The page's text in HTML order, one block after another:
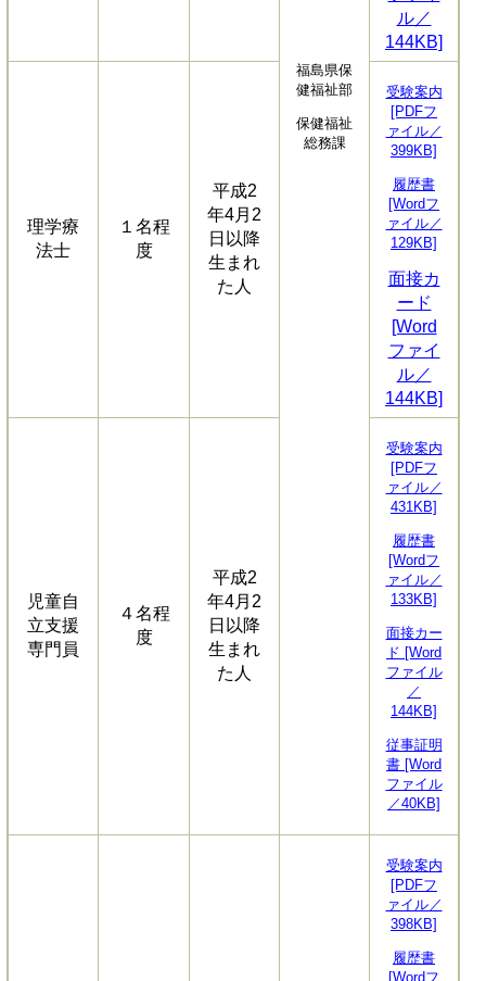
福島県保
健福祉部
保健福祉
総務課
ル／
144KB]
理学療
法士
１名程
度
平成2
年4月2
日以降
生まれ
た人
受験案内
[PDFフ
ァイル／
399KB]
履歴書
[Wordフ
ァイル／
129KB]
面接カ
ード
[Word
ファイ
ル／
144KB]
児童自
立支援
専門員
４名程
度
平成2
年4月2
日以降
生まれ
た人
受験案内
[PDFフ
ァイル／
431KB]
履歴書
[Wordフ
ァイル／
133KB]
面接カー
ド [Word
ファイル
／
144KB]
従事証明
書 [Word
ファイル
／40KB]
受験案内
[PDFフ
ァイル／
398KB]
履歴書
[Wordフ